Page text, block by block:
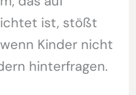
ist, stößt
Kinder nicht
hinterfragen.